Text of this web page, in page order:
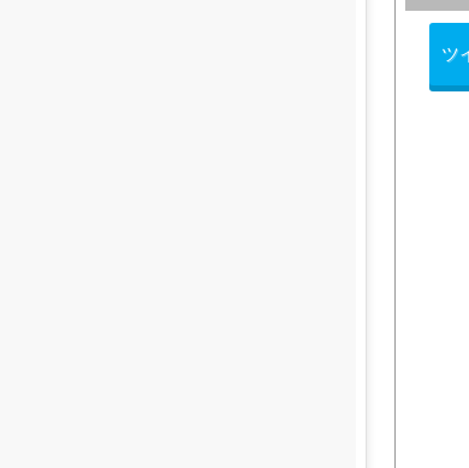
ツ